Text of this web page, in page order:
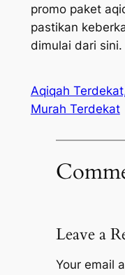
promo paket
pastikan
dimulai dari sini.
Aqiqah
Murah Terdekat
Leave a
Your email